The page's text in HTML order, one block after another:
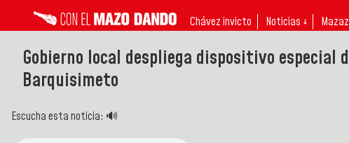
Chávez invicto Noticias ↓
Gobierno local despliega dispositivo especial
Barquisimeto
Escucha esta noticia: 🔊